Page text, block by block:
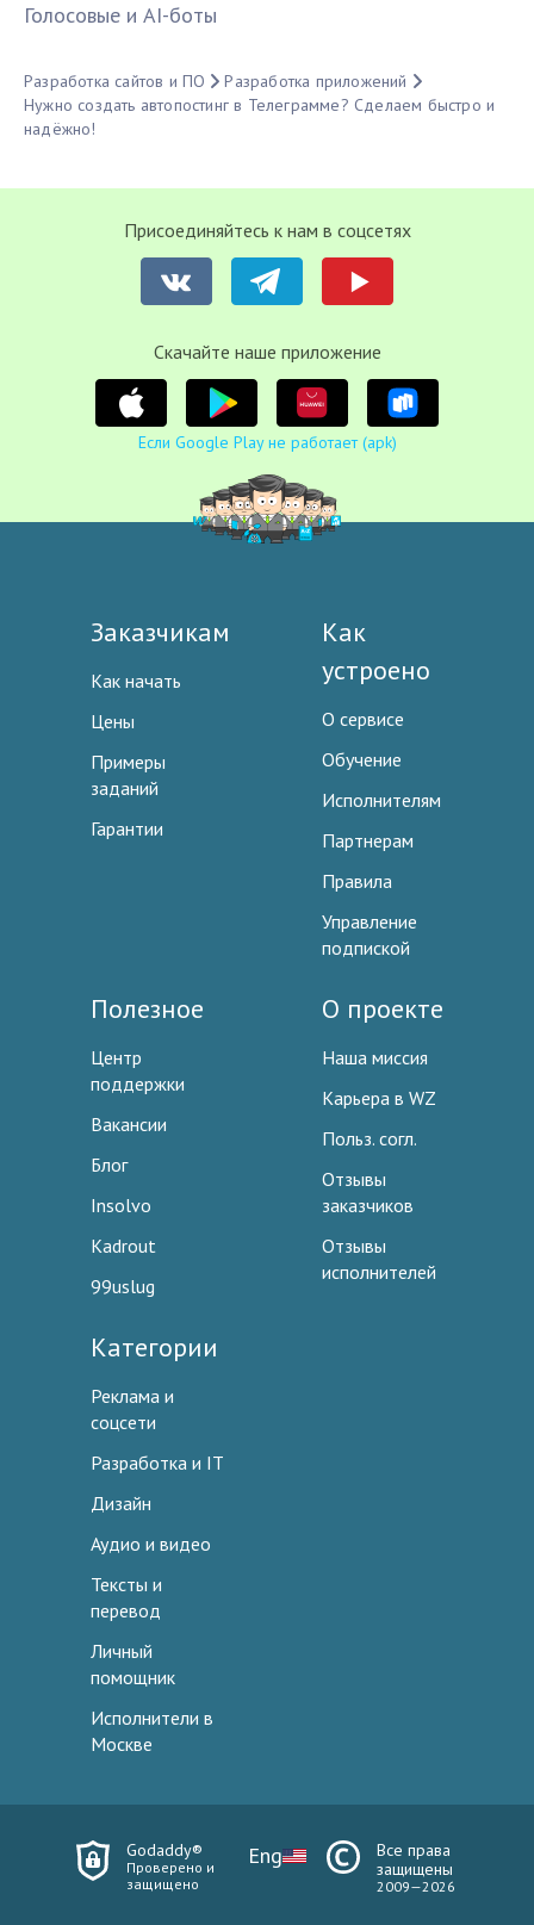
Голосовые и AI-боты
Разработка сайтов и ПО
Разработка приложений
Нужно создать автопостинг в Телеграмме? Сделаем быстро и
надёжно!
Присоединяйтесь к нам в соцсетях
Cкачайте наше приложение
Если Google Play не работает (apk)
Заказчикам
Как начать
Цены
Примеры
заданий
Гарантии
Как
устроено
О сервисе
Обучение
Исполнителям
Партнерам
Правила
Управление
подпиской
Полезное
Центр
поддержки
Вакансии
Блог
Insolvo
Kadrout
99uslug
О проекте
Наша миссия
Карьера в WZ
Польз. согл.
Отзывы
заказчиков
Отзывы
исполнителей
Категории
Реклама и
соцсети
Разработка и IT
Дизайн
Аудио и видео
Тексты и
перевод
Личный
помощник
Исполнители в
Москве
Godaddy®
Проверено и
защищено
Eng
Все права
защищены
2009—2026